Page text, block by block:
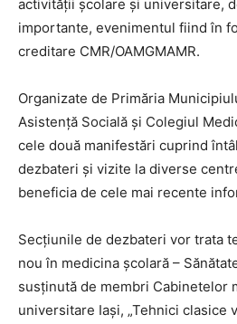
activității școlare și universitare,
importante, evenimentul fiind în
creditare CMR/OAMGMAMR.
Organizate de Primăria
Asistenţă Socială şi Colegiul
cele două manifestări cuprind
dezbateri şi vizite la diverse
beneficia de cele mai recente
Secţiunile de dezbateri vor trata
nou în medicina şcolară –
susţinută de membri Cabinetelor
universitare Iaşi, „Tehnici clasice